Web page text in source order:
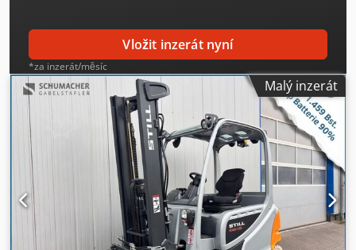
Vložit inzerát nyní
*za inzerát/měsíc
Malý inzerát